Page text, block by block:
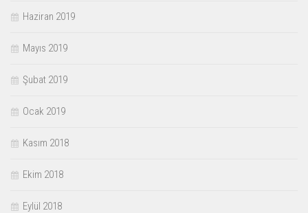
Haziran 2019
Mayıs 2019
Şubat 2019
Ocak 2019
Kasım 2018
Ekim 2018
Eylül 2018